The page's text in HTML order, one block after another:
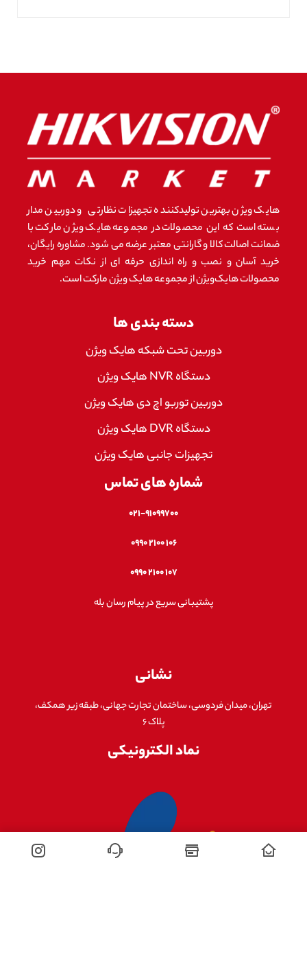
هایک ویژن بهترین تولیدکننده تجهیزات نظارتی و دوربین مدار
بسته است که این محصولات در مجموعه هایک ویژن مارکت با
ضمانت اصالت کالا و گارانتی معتبر عرضه می شود. مشاوره رایگان،
خرید آسان و نصب و راه اندازی حرفه ای از نکات مهم خرید
محصولات هایک‌ویژن از مجموعه هایک ویژن مارکت است.
دسته بندی ها
دوربین تحت شبکه هایک ویژن
دستگاه NVR هایک ویژن
دوربین توربو اچ دی هایک ویژن
دستگاه DVR هایک ویژن
تجهیزات جانبی هایک ویژن
شماره های تماس
۰۲۱-۹۱۰۹۹۷۰۰
۱۰۶ ۲۱۰۰ ۰۹۹۰
۱۰۷ ۲۱۰۰ ۰۹۹۰
پشتیبانی سریع در پیام رسان بله
نشانی
تهران، میدان فردوسی، ساختمان تجارت جهانی، طبقه زیر همکف،
پلاک ۶
نماد الکترونیکی